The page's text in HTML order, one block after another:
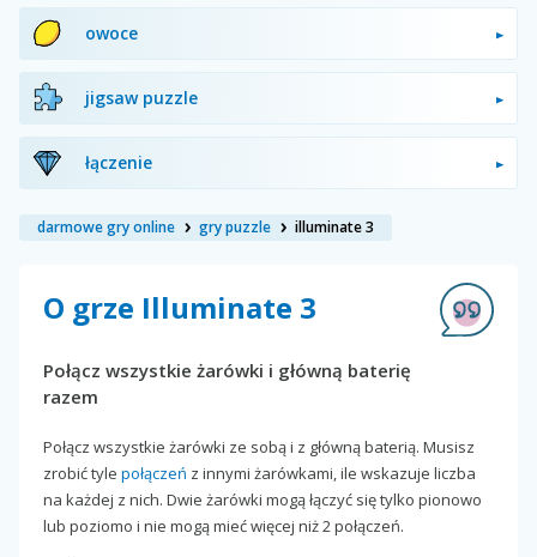
owoce
jigsaw puzzle
łączenie
darmowe gry online gry puzzle illuminate 3
O grze Illuminate 3
Połącz wszystkie żarówki i główną baterię
razem
Połącz wszystkie żarówki ze sobą i z główną baterią. Musisz
zrobić tyle połączeń z innymi żarówkami, ile wskazuje liczba
na każdej z nich. Dwie żarówki mogą łączyć się tylko pionowo
lub poziomo i nie mogą mieć więcej niż 2 połączeń.